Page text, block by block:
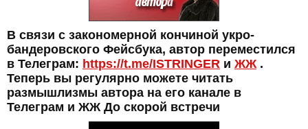
В связи с закономерной кончиной укро-
бандеровского Фейсбука, автор переместился
в Телеграм: https://t.me/ISTRINGER и ЖЖ.
Теперь вы регулярно можете читать
размышлизмы автора на его канале в
Телеграм и ЖЖ До скорой встречи